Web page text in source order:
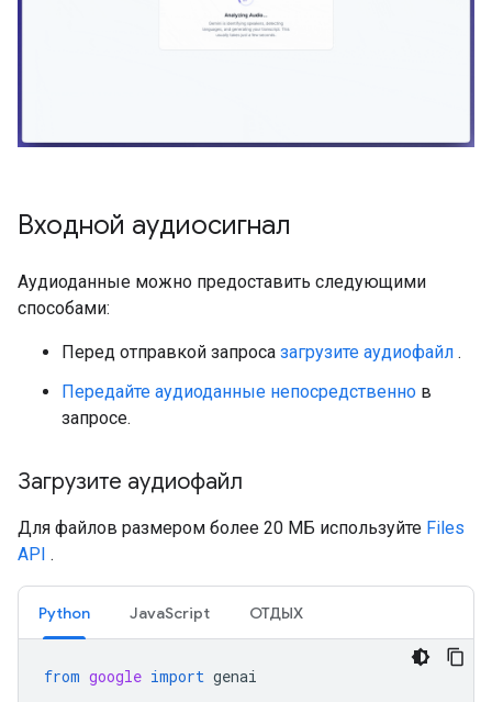
Входной аудиосигнал
Аудиоданные можно предоставить следующими
способами:
Перед отправкой запроса загрузите аудиофайл .
Передайте аудиоданные непосредственно в
запросе.
Загрузите аудиофайл
Для файлов размером более 20 МБ используйте Files
API .
Python JavaScript ОТДЫХ
from google import genai